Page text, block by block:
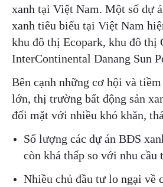
xanh tại Việt Nam. Một số dự
xanh tiêu biểu tại Việt Nam
khu đô thị Ecopark, khu đô thị
InterContinental Danang Sun
Bên cạnh những cơ hội và
lớn, thị trường bất động sản
đối mặt với nhiều khó khăn,
Số lượng các dự án BĐS
còn khá thấp so với nhu cầu
Nhiều chủ đầu tư lo ngại về